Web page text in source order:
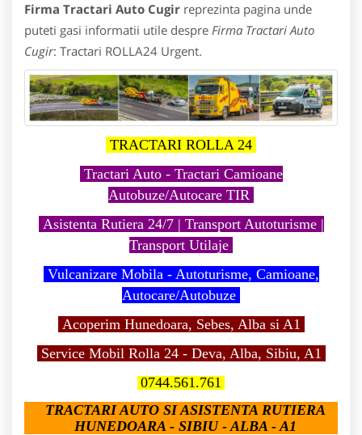
Firma Tractari Auto Cugir reprezinta pagina unde
puteti gasi informatii utile despre Firma Tractari Auto
Cugir: Tractari ROLLA24 Urgent.
TRACTARI ROLLA 24
Tractari Auto - Tractari Camioane
Autobuze/Autocare TIR
Asistenta Rutiera 24/7 | Transport Autoturisme |
Transport Utilaje
Vulcanizare Mobila - Autoturisme, Camioane,
Autocare/Autobuze
Acoperim Hunedoara, Sebes, Alba si A1
Service Mobil Rolla 24 - Deva, Alba, Sibiu, A1
0744.561.761
TRACTARI AUTO SI ASISTENTA RUTIERA
HUNEDOARA - SIBIU - ALBA - A1